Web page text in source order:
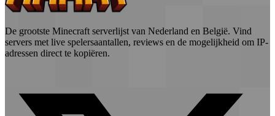
De grootste Minecraft serverlijst van Nederland en België. Vind
servers met live spelersaantallen, reviews en de mogelijkheid om IP-
adressen direct te kopiëren.